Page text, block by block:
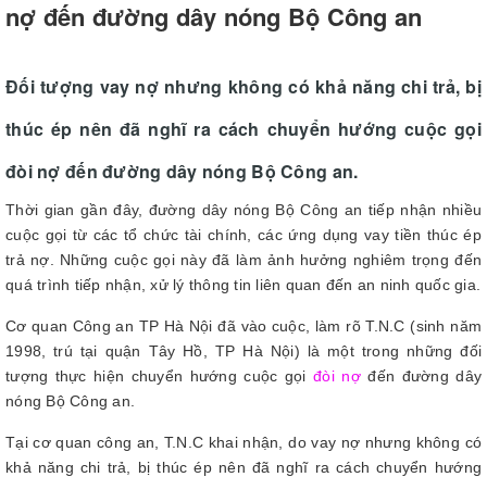
nợ đến đường dây nóng Bộ Công an
Đối tượng vay nợ nhưng không có khả năng chi trả, bị
thúc ép nên đã nghĩ ra cách chuyển hướng cuộc gọi
đòi nợ đến đường dây nóng Bộ Công an.
Thời gian gần đây, đường dây nóng Bộ Công an tiếp nhận nhiều
cuộc gọi từ các tổ chức tài chính, các ứng dụng vay tiền thúc ép
trả nợ. Những cuộc gọi này đã làm ảnh hưởng nghiêm trọng đến
quá trình tiếp nhận, xử lý thông tin liên quan đến an ninh quốc gia.
Cơ quan Công an TP Hà Nội đã vào cuộc, làm rõ T.N.C (sinh năm
1998, trú tại quận Tây Hồ, TP Hà Nội) là một trong những đối
tượng thực hiện chuyển hướng cuộc gọiđòi nợđến đường dây
nóng Bộ Công an.
Tại cơ quan công an, T.N.C khai nhận, do vay nợ nhưng không có
khả năng chi trả, bị thúc ép nên đã nghĩ ra cách chuyển hướng